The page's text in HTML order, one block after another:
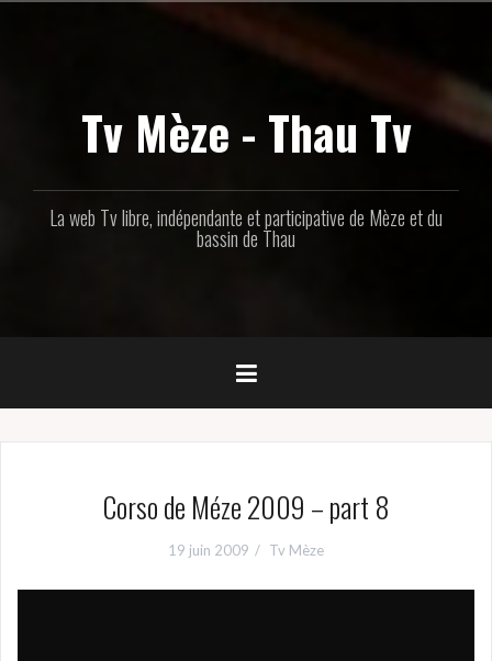
Tv Mèze - Thau Tv
La web Tv libre, indépendante et participative de Mèze et du
bassin de Thau
Corso de Méze 2009 – part 8
19 juin 2009 Tv Mèze